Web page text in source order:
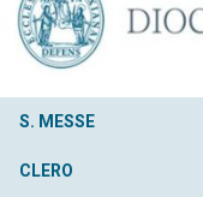
S. MESSE
CLERO